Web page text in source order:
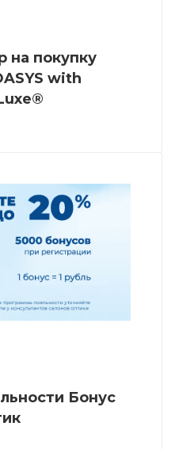
на покупку
with
Бонус